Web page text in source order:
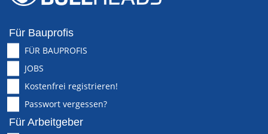
Für Bauprofis
FÜR BAUPROFIS
JOBS
Kostenfrei registrieren!
Passwort vergessen?
Für Arbeitgeber